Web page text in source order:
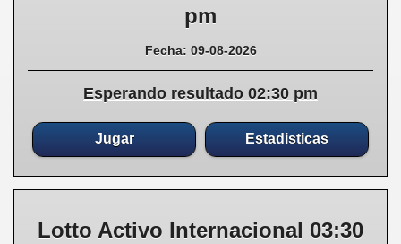
pm
Fecha: 09-08-2026
Esperando resultado 02:30 pm
Jugar Estadisticas
Lotto Activo Internacional 03:30